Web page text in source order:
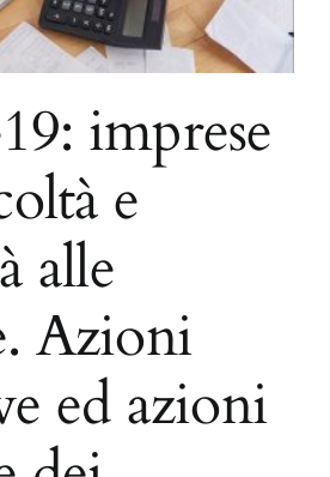
imprese
e
alle
Azioni
ed azioni